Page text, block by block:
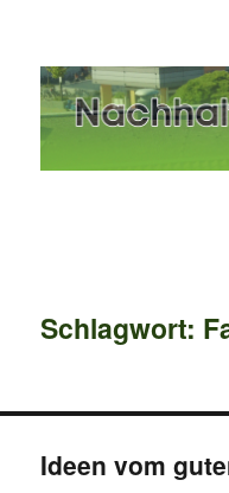
Schlagwort:
Ideen vom